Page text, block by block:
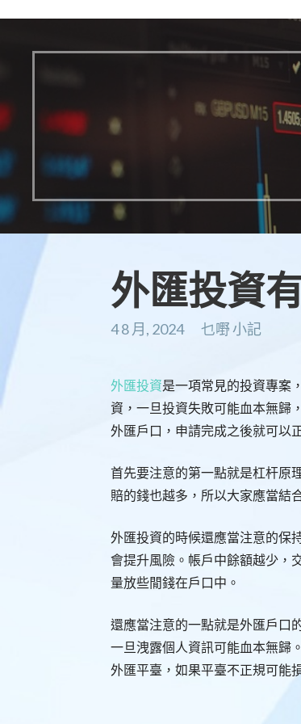
外匯投資
4 8 月, 2024 乜嘢 小記
外匯投資是一項常見的投資專案
資，一旦投資失敗可能血本無歸
外匯戶口，申請完成之後就可以
首先要注意的第一點就是杠杆原
賠的錢也越多，所以大家應當結
外匯投資的時候還應當注意的保
會提升風險。帳戶中餘額越少，
量放些閒錢在戶口中。
還應當注意的一點就是外匯戶口
一旦洩露個人資訊可能血本無歸
外匯平臺，如果平臺不正規可能